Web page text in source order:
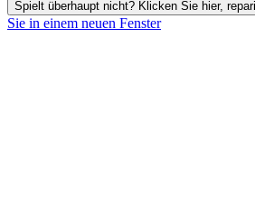
Spielt überhaupt nicht? Klicken Sie hier,
Sie in einem neuen Fenster